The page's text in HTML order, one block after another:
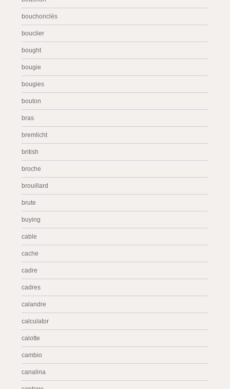
bouchonclés
bouclier
bought
bougie
bougies
bouton
bras
bremlicht
british
broche
brouillard
brute
buying
cable
cache
cadre
cadres
calandre
calculator
calotte
cambio
canalina